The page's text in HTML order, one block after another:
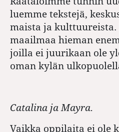
luemme tekstejä,
maista ja kulttuureista.
maailmaa hieman
joilla ei juurikaan ole
oman kylän
Catalina ja Mayra.
Vaikka oppilaita ei ole